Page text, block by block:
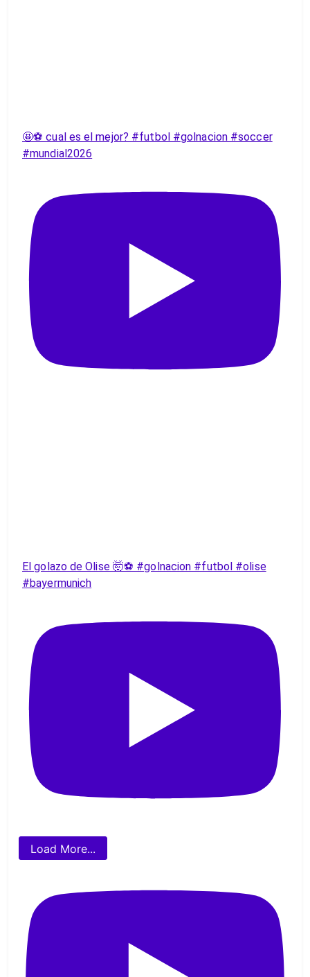
🤩⚽️ cual es el mejor? #futbol #golnacion #soccer
#mundial2026
El golazo de Olise 🤯⚽️ #golnacion #futbol #olise
#bayermunich
Load More...